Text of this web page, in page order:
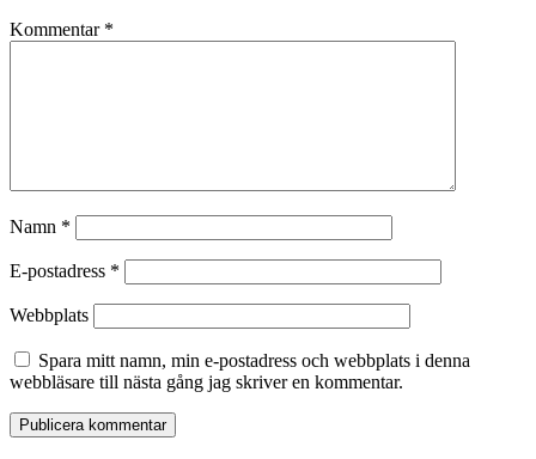
Kommentar *
Namn *
E-postadress *
Webbplats
Spara mitt namn, min e-postadress och webbplats i denna
webbläsare till nästa gång jag skriver en kommentar.